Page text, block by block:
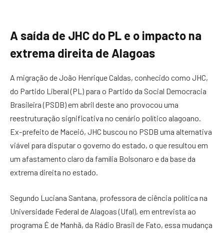
A saída de JHC do PL e o impacto na
extrema direita de Alagoas
A migração de João Henrique Caldas, conhecido como JHC,
do Partido Liberal (PL) para o Partido da Social Democracia
Brasileira (PSDB) em abril deste ano provocou uma
reestruturação significativa no cenário político alagoano.
Ex-prefeito de Maceió, JHC buscou no PSDB uma alternativa
viável para disputar o governo do estado, o que resultou em
um afastamento claro da família Bolsonaro e da base da
extrema direita no estado.
Segundo Luciana Santana, professora de ciência política na
Universidade Federal de Alagoas (Ufal), em entrevista ao
programa É de Manhã, da Rádio Brasil de Fato, essa mudança